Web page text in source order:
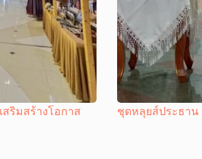
สริมสร้างโอกาส
ชุดหลุยส์ประธา